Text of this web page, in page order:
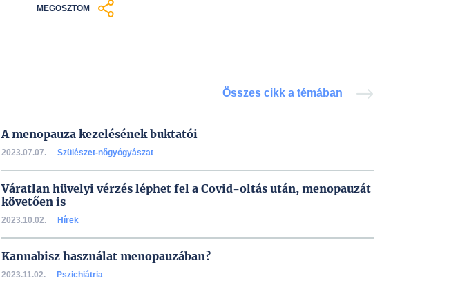
MEGOSZTOM
Összes cikk a témában
A menopauza kezelésének buktatói
2023.07.07. Szülészet-nőgyógyászat
Váratlan hüvelyi vérzés léphet fel a Covid-oltás után, menopauzát
követően is
2023.10.02. Hírek
Kannabisz használat menopauzában?
2023.11.02. Pszichiátria